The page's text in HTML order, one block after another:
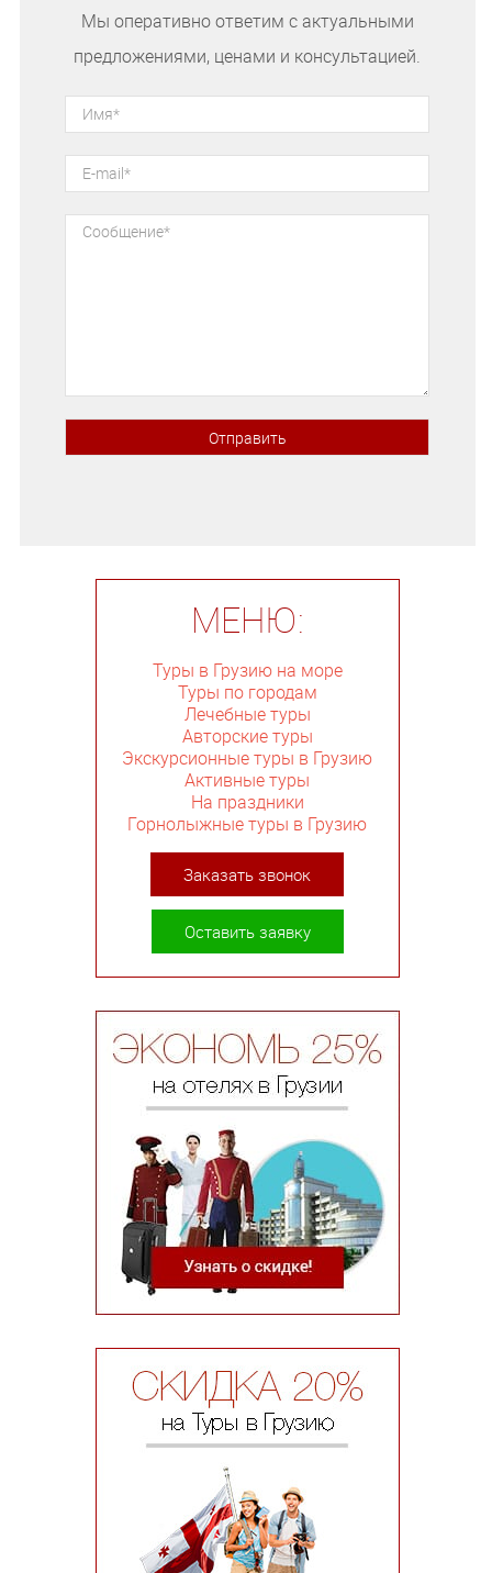
Мы оперативно ответим с актуальными
предложениями, ценами и консультацией.
МЕНЮ:
Туры в Грузию на море
Туры по городам
Лечебные туры
Авторские туры
Экскурсионные туры в Грузию
Активные туры
На праздники
Горнолыжные туры в Грузию
Заказать звонок
Оставить заявку